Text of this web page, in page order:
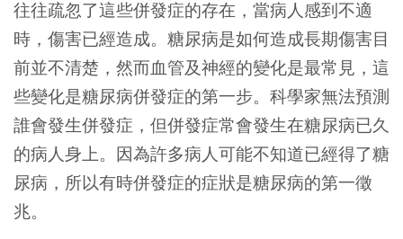
往往疏忽了這些併發症的存在，當病人感到不適
時，傷害已經造成。糖尿病是如何造成長期傷害目
前並不清楚，然而血管及神經的變化是最常見，這
些變化是糖尿病併發症的第一步。科學家無法預測
誰會發生併發症，但併發症常會發生在糖尿病已久
的病人身上。因為許多病人可能不知道已經得了糖
尿病，所以有時併發症的症狀是糖尿病的第一徵
兆。